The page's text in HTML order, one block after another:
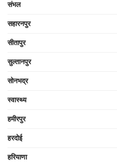
संभल
सहारनपुर
सीतापुर
सुल्तानपुर
सोनभद्र
स्वास्थ्य
हमीरपुर
हरदोई
हरियाणा